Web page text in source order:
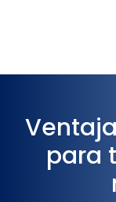
para